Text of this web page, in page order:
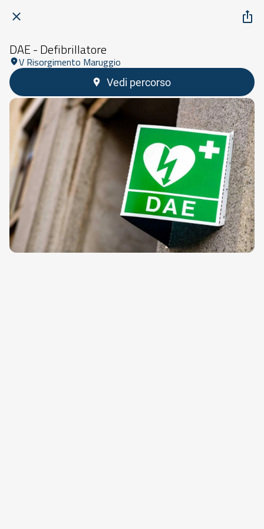
DAE - Defibrillatore
V Risorgimento Maruggio
Vedi percorso